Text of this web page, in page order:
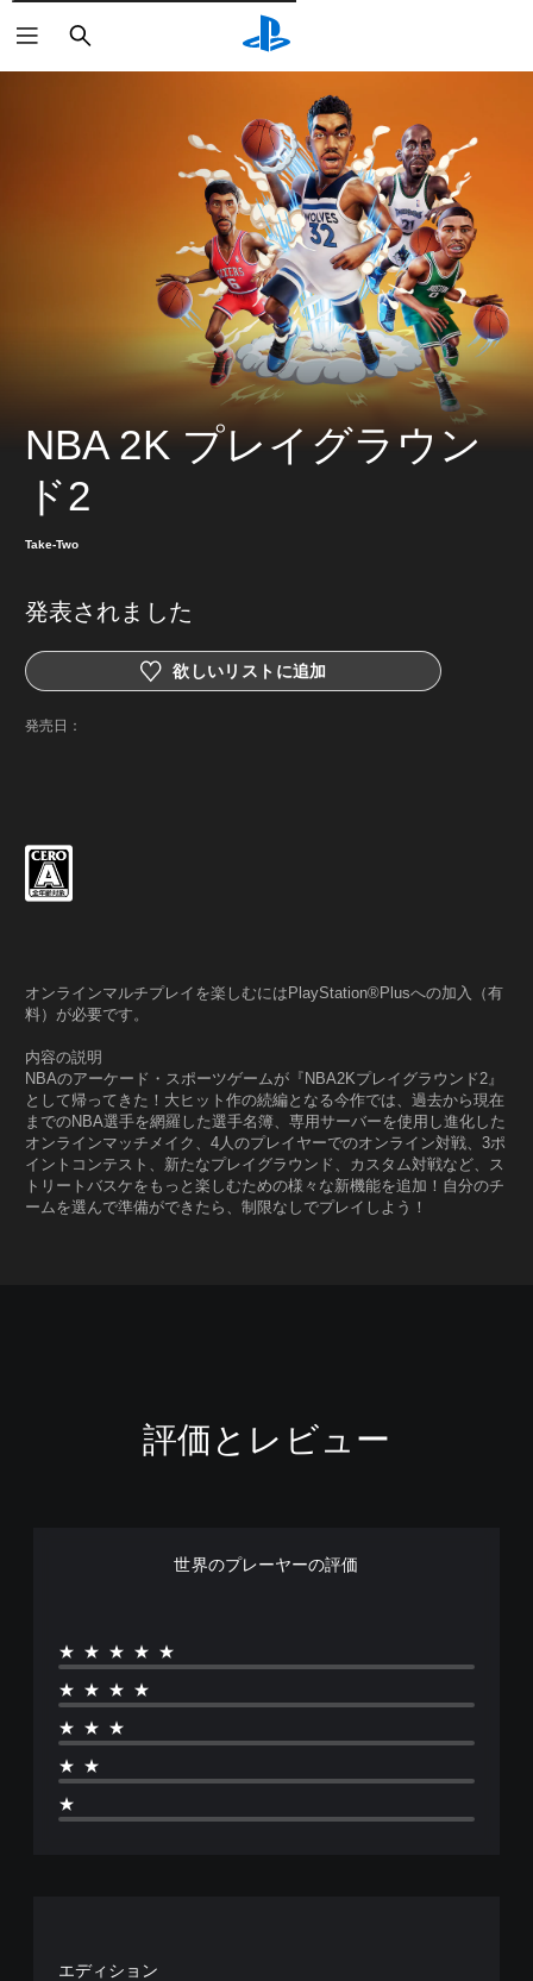
検
索
NBA 2K プレイグラウン
ド2
Take-Two
発表されました
欲しいリストに追加
発売日：
オンラインマルチプレイを楽しむにはPlayStation®Plusへの加入（有
料）が必要です。
内容の説明
NBAのアーケード・スポーツゲームが『NBA2Kプレイグラウンド2』
として帰ってきた！大ヒット作の続編となる今作では、過去から現在
までのNBA選手を網羅した選手名簿、専用サーバーを使用し進化した
オンラインマッチメイク、4人のプレイヤーでのオンライン対戦、3ポ
イントコンテスト、新たなプレイグラウンド、カスタム対戦など、ス
トリートバスケをもっと楽しむための様々な新機能を追加！自分のチ
ームを選んで準備ができたら、制限なしでプレイしよう！
評価とレビュー
世界のプレーヤーの評価
★★★★★
★★★★
★★★
★★
★
エディション